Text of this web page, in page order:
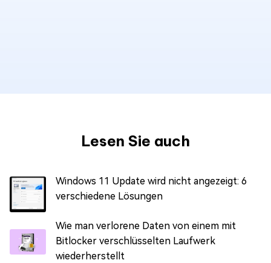
Lesen Sie auch
Windows 11 Update wird nicht angezeigt: 6
verschiedene Lösungen
Wie man verlorene Daten von einem mit
Bitlocker verschlüsselten Laufwerk
wiederherstellt